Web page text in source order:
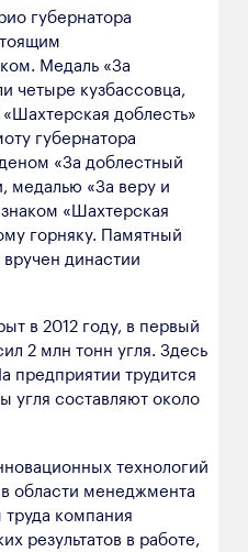
губернатора
Медаль «За
четыре кузбассовца,
доблесть»
губернатора
«За доблестный
медалью «За веру и
«Шахтерская
горняку. Памятный
династии
в 2012 году, в первый
2 млн тонн угля. Здесь
предприятии трудится
угля составляют около
технологий
области менеджмента
компания
результатов в работе,